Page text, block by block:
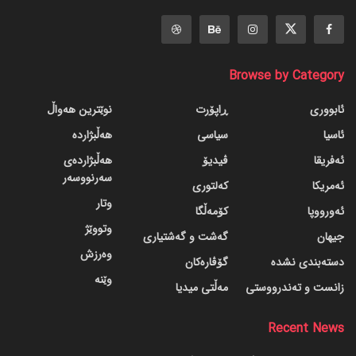
Browse by Category
ئابووری
ئاسیا
ئەفریقا
ئەمریکا
ئەورووپا
جیهان
دسته‌بندی نشده
زانست و تەندرووستی
ڕاپۆرت
سیاسی
ڤیدیۆ
کەلتوری
کۆمەڵگا
گه‌شت و گه‌شتیاری
گۆڤاره‌کان
مەڵتی میدیا
نوێترین هەواڵ
هەڵبژاردە
هەڵبژاردەی
سەرنووسەر
وتار
وتووێژ
وەرزش
وێنە
Recent News